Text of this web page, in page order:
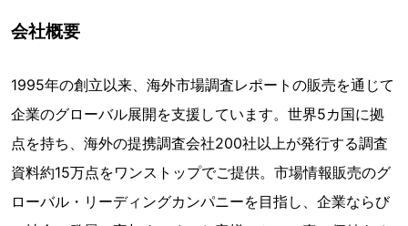
会社概要
1995年の創立以来、海外市場調査レポートの販売を通じて
企業のグローバル展開を支援しています。世界5カ国に拠
点を持ち、海外の提携調査会社200社以上が発行する調査
資料約15万点をワンストップでご提供。市場情報販売のグ
ローバル・リーディングカンパニーを目指し、企業ならび